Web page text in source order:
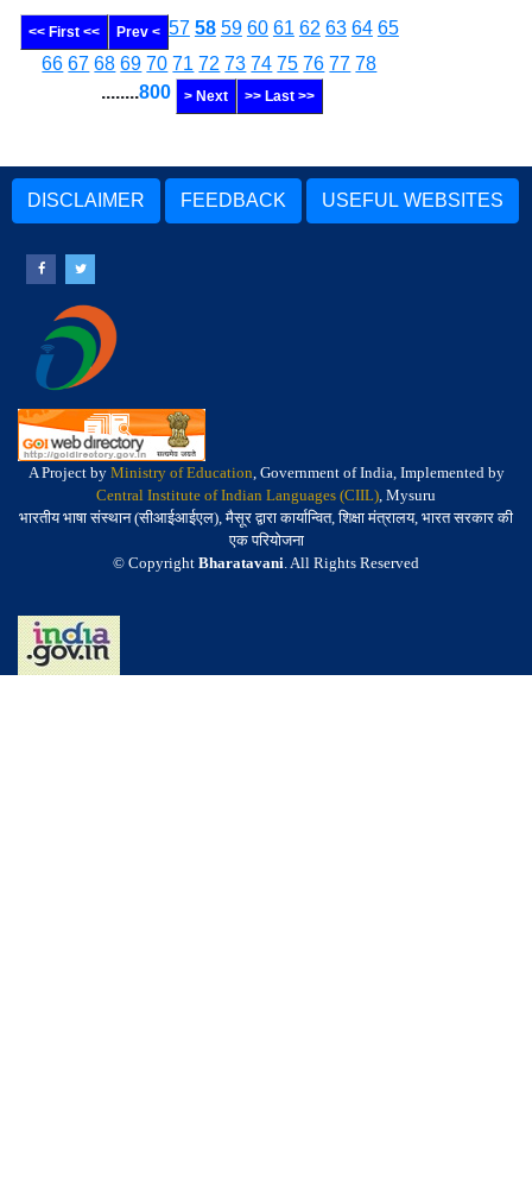
<< First << Prev < 57 58 59 60 61 62 63 64 65
66 67 68 69 70 71 72 73 74 75 76 77 78
........800 > Next >> Last >>
DISCLAIMER FEEDBACK USEFUL WEBSITES
A Project by Ministry of Education, Government of India, Implemented by
Central Institute of Indian Languages (CIIL), Mysuru
भारतीय भाषा संस्थान (सीआईआईएल), मैसूर द्वारा कार्यान्वित, शिक्षा मंत्रालय, भारत सरकार की
एक परियोजना
© Copyright Bharatavani. All Rights Reserved